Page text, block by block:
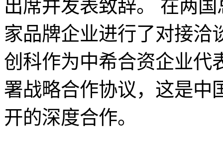
出席并发表致辞。 在两
家品牌企业进行了对接洽
创科作为中希合资企业代
署战略合作协议，这是中
开的深度合作。